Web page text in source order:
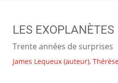
LES EXOPLANÈTES
Trente années de surprises
James Lequeux (auteur),